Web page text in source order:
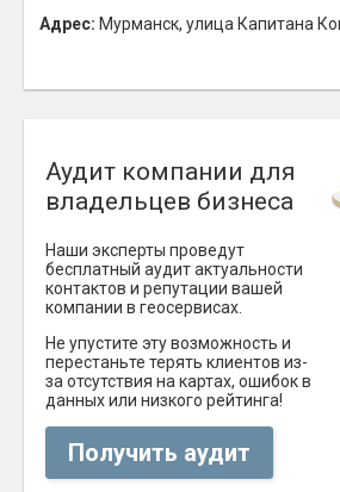
Адрес: Мурманск, улица Капитана
Аудит компании для
владельцев бизнеса
Наши эксперты проведут
бесплатный аудит актуальности
контактов и репутации вашей
компании в геосервисах.
Не упустите эту возможность и
перестаньте терять клиентов из-
за отсутствия на картах, ошибок в
данных или низкого рейтинга!
Получить аудит